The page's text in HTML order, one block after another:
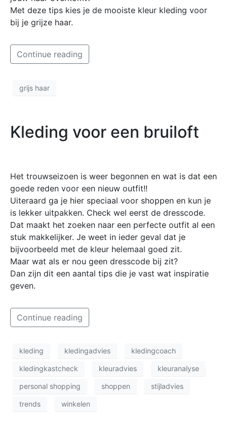
Met deze tips kies je de mooiste kleur kleding voor
bij je grijze haar.
Continue reading
grijs haar
Kleding voor een bruiloft
Het trouwseizoen is weer begonnen en wat is dat een
goede reden voor een nieuw outfit!!
Uiteraard ga je hier speciaal voor shoppen en kun je
is lekker uitpakken. Check wel eerst de dresscode.
Dat maakt het zoeken naar een perfecte outfit al een
stuk makkelijker. Je weet in ieder geval dat je
bijvoorbeeld met de kleur helemaal goed zit.
Maar wat als er nou geen dresscode bij zit?
Dan zijn dit een aantal tips die je vast wat inspiratie
geven.
Continue reading
kleding kledingadvies kledingcoach
kledingkastcheck kleuradvies kleuranalyse
personal shopping shoppen stijladvies
trends winkelen